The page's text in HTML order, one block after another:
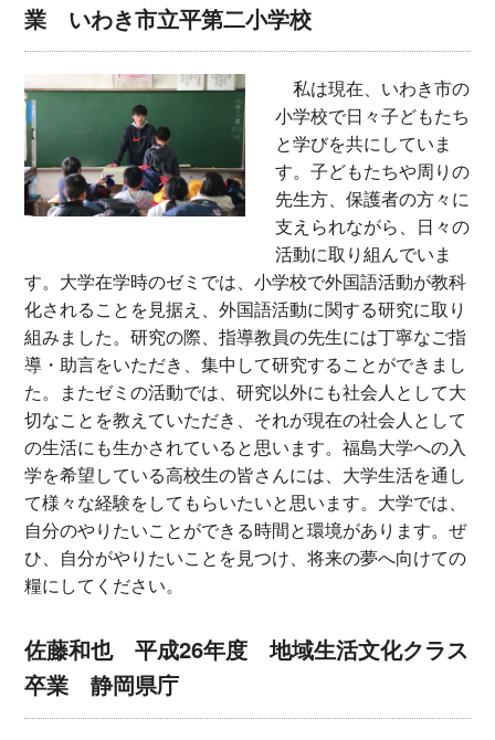
業 いわき市立平第二小学校
私は現在、いわき市の
小学校で日々子どもたち
と学びを共にしていま
す。子どもたちや周りの
先生方、保護者の方々に
支えられながら、日々の
活動に取り組んでいま
す。大学在学時のゼミでは、小学校で外国語活動が教科
化されることを見据え、外国語活動に関する研究に取り
組みました。研究の際、指導教員の先生には丁寧なご指
導・助言をいただき、集中して研究することができまし
た。またゼミの活動では、研究以外にも社会人として大
切なことを教えていただき、それが現在の社会人として
の生活にも生かされていると思います。福島大学への入
学を希望している高校生の皆さんには、大学生活を通し
て様々な経験をしてもらいたいと思います。大学では、
自分のやりたいことができる時間と環境があります。ぜ
ひ、自分がやりたいことを見つけ、将来の夢へ向けての
糧にしてください。
佐藤和也 平成26年度 地域生活文化クラス
卒業 静岡県庁